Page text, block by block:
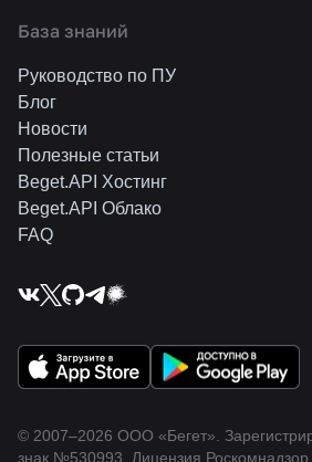
База знаний
Руководство по ПУ
Блог
Новости
Полезные статьи
Beget.API Хостинг
Beget.API Облако
FAQ
© 2007–2026 ООО «Бегет».
знак №530993 Лицензия Роскомнадзор